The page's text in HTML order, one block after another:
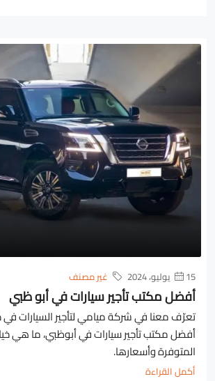
15 يوليو، 2024 غير مصنف
أفضل مكتب تأجير سيارات في أبو ظبي
تعرّف معنا في شركة ميامي لتأجير السيارات في
أفضل مكتب تأجير سيارات في أبوظبي، ما هي
المتوفرة وأسعارها.
أكمل القراءة